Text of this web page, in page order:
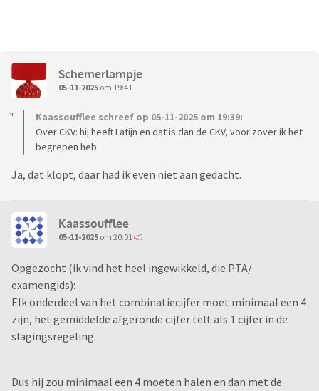
Schemerlampje
05-11-2025 om 19:41
Kaassoufflee schreef op 05-11-2025 om 19:39:
Over CKV: hij heeft Latijn en dat is dan de CKV, voor zover ik het
begrepen heb.
Ja, dat klopt, daar had ik even niet aan gedacht.
Kaassoufflee
05-11-2025 om 20:01
Opgezocht (ik vind het heel ingewikkeld, die PTA/
examengids):
Elk onderdeel van het combinatiecijfer moet minimaal een 4
zijn, het gemiddelde afgeronde cijfer telt als 1 cijfer in de
slagingsregeling.
Dus hij zou minimaal een 4 moeten halen en dan met de